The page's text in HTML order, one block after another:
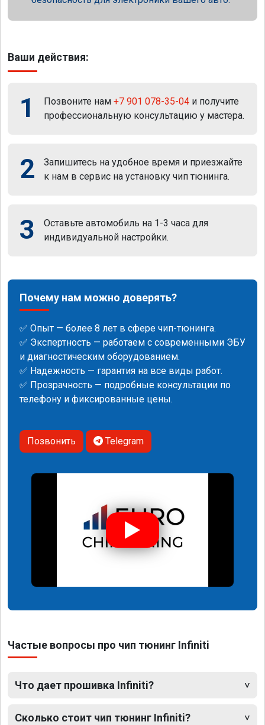
Ваши действия:
1 Позвоните нам +7 901 078-35-04 и получите
профессиональную консультацию у мастера.
2
Запишитесь на удобное время и приезжайте
к нам в сервис на установку чип тюнинга.
3
Оставьте автомобиль на 1-3 часа для
индивидуальной настройки.
Почему нам можно доверять?
✅ Опыт — более 8 лет в сфере чип-тюнинга.
✅ Экспертность — работаем с современными ЭБУ
и диагностическим оборудованием.
✅ Надежность — гарантия на все виды работ.
✅ Прозрачность — подробные консультации по
телефону и фиксированные цены.
Позвонить Telegram
Частые вопросы про чип тюнинг Infiniti
Что дает прошивка Infiniti?
Сколько стоит чип тюнинг Infiniti?